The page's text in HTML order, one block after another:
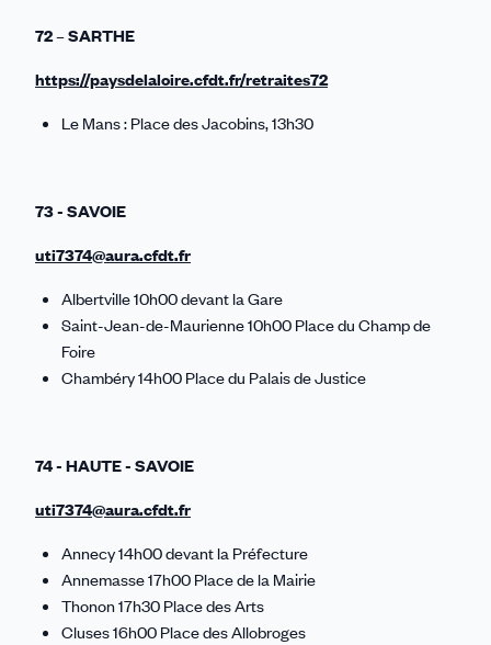
72 – SARTHE
https://paysdelaloire.cfdt.fr/retraites72
Le Mans : Place des Jacobins, 13h30
73 - SAVOIE
uti7374@aura.cfdt.fr
Albertville 10h00 devant la Gare
Saint-Jean-de-Maurienne 10h00 Place du Champ de
Foire
Chambéry 14h00 Place du Palais de Justice
74 - HAUTE - SAVOIE
uti7374@aura.cfdt.fr
Annecy 14h00 devant la Préfecture
Annemasse 17h00 Place de la Mairie
Thonon 17h30 Place des Arts
Cluses 16h00 Place des Allobroges